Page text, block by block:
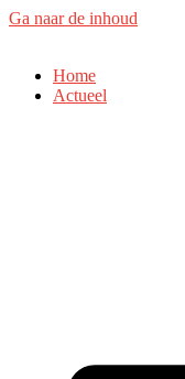
Ga naar de inhoud
Home
Actueel